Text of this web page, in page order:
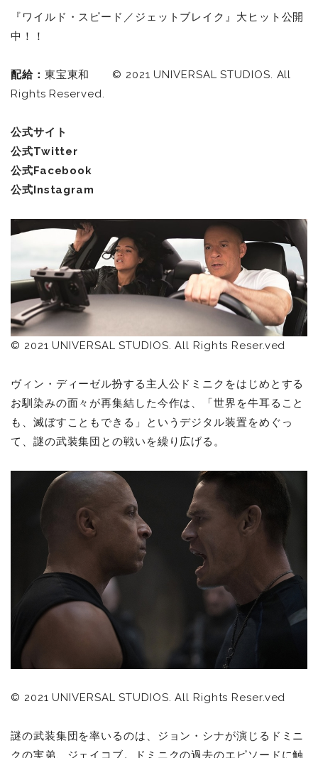
『ワイルド・スピード／ジェットブレイク』大ヒット公開
中！！
配給： 東宝東和 © 2021 UNIVERSAL STUDIOS. All
Rights Reserved.
公式サイト
公式Twitter
公式Facebook
公式Instagram
© 2021 UNIVERSAL STUDIOS. All Rights Reser.ved
ヴィン・ディーゼル扮する主人公ドミニクをはじめとする
お馴染みの面々が再集結した今作は、「世界を牛耳ること
も、滅ぼすこともできる」というデジタル装置をめぐっ
て、謎の武装集団との戦いを繰り広げる。
© 2021 UNIVERSAL STUDIOS. All Rights Reser.ved
謎の武装集団を率いるのは、ジョン・シナが演じるドミニ
クの実弟、ジェイコブ。ドミニクの過去のエピソードに触